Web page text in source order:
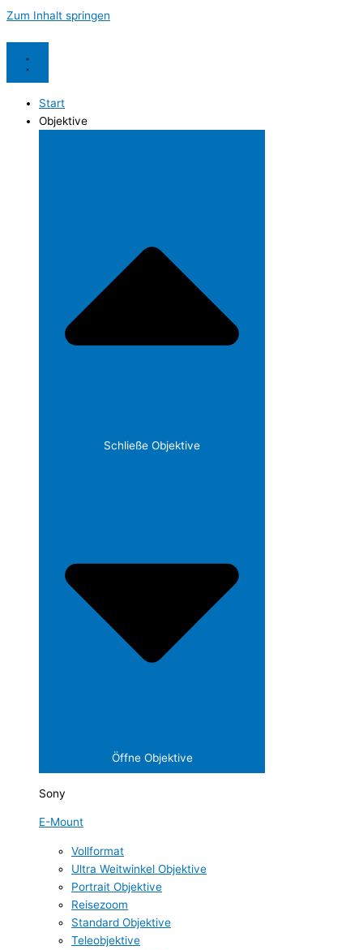
Zum Inhalt springen
Start
Objektive
Schließe Objektive
Öffne Objektive
Sony
E-Mount
Vollformat
Ultra Weitwinkel Objektive
Portrait Objektive
Reisezoom
Standard Objektive
Teleobjektive